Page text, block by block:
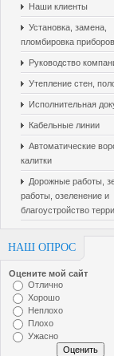
Наши клиенты
Установка, замена,
пломбировка
Руководство
Утепление стен,
Исполнительная
Кабельные линии
Автоматические
калитки
Дорожные работы,
работы, озеленение и
благоустройство
НАШ ОПРОС
Оцените мой сайт
Отлично
Хорошо
Неплохо
Плохо
Ужасно